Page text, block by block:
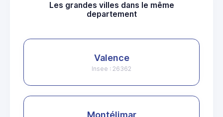
Les grandes villes dans le même
departement
Valence
Insee : 26362